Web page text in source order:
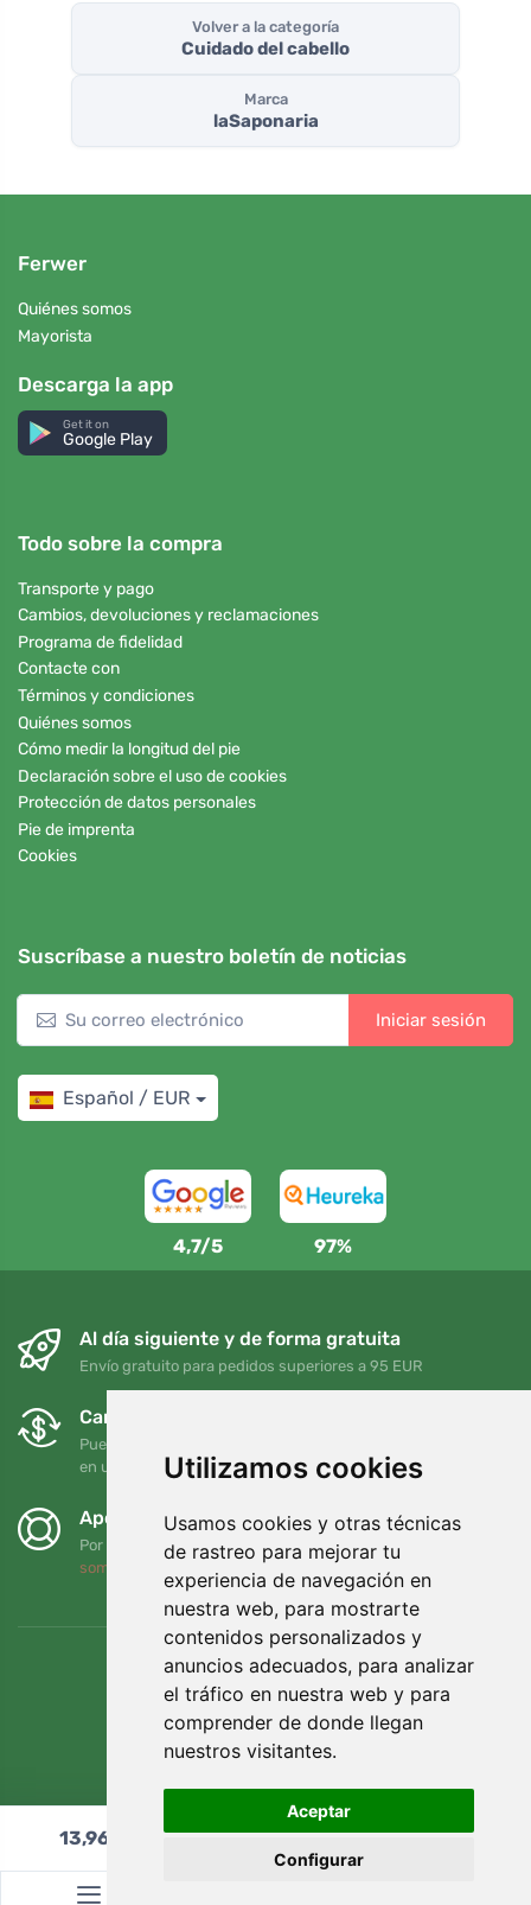
Utilizamos cookies
Usamos cookies y otras técnicas
de rastreo para mejorar tu
experiencia de navegación en
nuestra web, para mostrarte
contenidos personalizados y
anuncios adecuados, para analizar
el tráfico en nuestra web y para
comprender de donde llegan
nuestros visitantes.
Aceptar
Configurar
Volver a la categoría
Cuidado del cabello
Marca
laSaponaria
Ferwer
Quiénes somos
Mayorista
Descarga la app
Get it on
Google Play
Todo sobre la compra
Transporte y pago
Cambios, devoluciones y reclamaciones
Programa de fidelidad
Contacte con
Términos y condiciones
Quiénes somos
Cómo medir la longitud del pie
Declaración sobre el uso de cookies
Protección de datos personales
Pie de imprenta
Cookies
Suscríbase a nuestro boletín de noticias
Iniciar sesión
Español / EUR
4,7/5 97%
Al día siguiente y de forma gratuita
Envío gratuito para pedidos superiores a 95 EUR
Cambios y devoluciones gratuitos
Puede devolver o cambiar su pedido en cualquier momento
en un plazo de 90 días
Apoyamos a Trees.org
Por cada pedido plantamos un árbol. Leer más
somos
13,96 Añadir al carrito